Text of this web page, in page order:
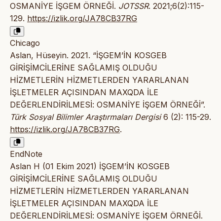
OSMANİYE İŞGEM ÖRNEĞİ. JOTSSR. 2021;6(2):115-
129. https://izlik.org/JA78CB37RG
Chicago
Aslan, Hüseyin. 2021. “İŞGEM’İN KOSGEB
GİRİŞİMCİLERİNE SAĞLAMIŞ OLDUĞU
HİZMETLERİN HİZMETLERDEN YARARLANAN
İŞLETMELER AÇISINDAN MAXQDA İLE
DEĞERLENDİRİLMESİ: OSMANİYE İŞGEM ÖRNEĞİ”.
Türk Sosyal Bilimler Araştırmaları Dergisi6 (2): 115-29.
https://izlik.org/JA78CB37RG.
EndNote
Aslan H (01 Ekim 2021) İŞGEM’İN KOSGEB
GİRİŞİMCİLERİNE SAĞLAMIŞ OLDUĞU
HİZMETLERİN HİZMETLERDEN YARARLANAN
İŞLETMELER AÇISINDAN MAXQDA İLE
DEĞERLENDİRİLMESİ: OSMANİYE İŞGEM ÖRNEĞİ.